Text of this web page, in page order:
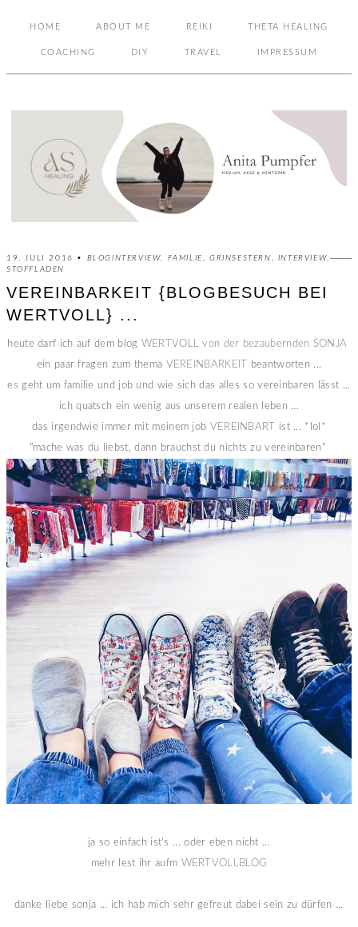
HOME ABOUT ME REIKI THETA HEALING
COACHING DIY TRAVEL IMPRESSUM
19. JULI 2016 • BLOGINTERVIEW FAMILIE ,GRINSESTERN INTERVIEW
STOFFLADEN
VEREINBARKEIT {BLOGBESUCH BEI
WERTVOLL} ...
heute darf ich auf dem blog WERTVOLL von der bezaubernden SONJA
ein paar fragen zum thema VEREINBARKEIT
beantworten ...
es geht um familie und job und wie sich das alles so vereinbaren lässt ...
ich quatsch ein wenig aus unserem realen leben ...
das irgendwie immer mit meinem job VEREINBART
ist ... *lol*
"mache was du liebst, dann brauchst du nichts zu vereinbaren"
ja so einfach ist's ... oder eben nicht ...
mehr lest ihr aufm WERTVOLLBLOG
danke liebe sonja ... ich hab mich sehr gefreut dabei sein zu dürfen ...